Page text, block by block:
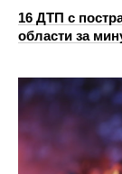
16 ДТП с
области за